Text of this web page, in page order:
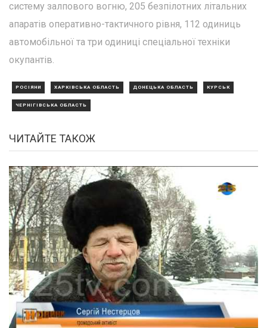
систему залпового вогню, 205 безпілотних літальних
апаратів оперативно-тактичного рівня, 112 одиниць
автомобільної та три одиниці спеціальної техніки
окупантів.
РОСІЯНИ ХАРКІВСЬКА ОБЛАСТЬ ДОНЕЦЬКА ОБЛАСТЬ КУРСЬК
ЧЕРНІГІВСЬКА ОБЛАСТЬ
ЧИТАЙТЕ ТАКОЖ